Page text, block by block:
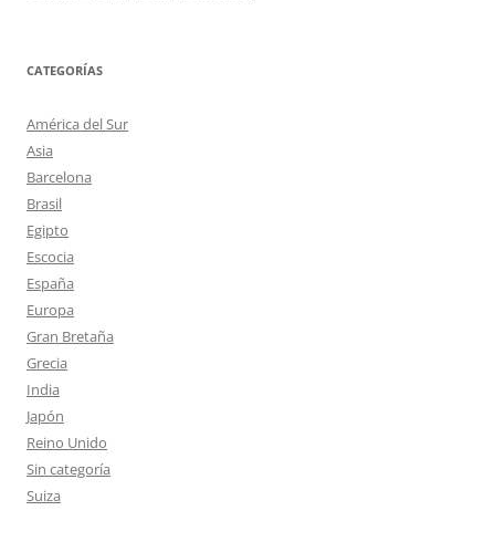
CATEGORÍAS
América del Sur
Asia
Barcelona
Brasil
Egipto
Escocia
España
Europa
Gran Bretaña
Grecia
India
Japón
Reino Unido
Sin categoría
Suiza